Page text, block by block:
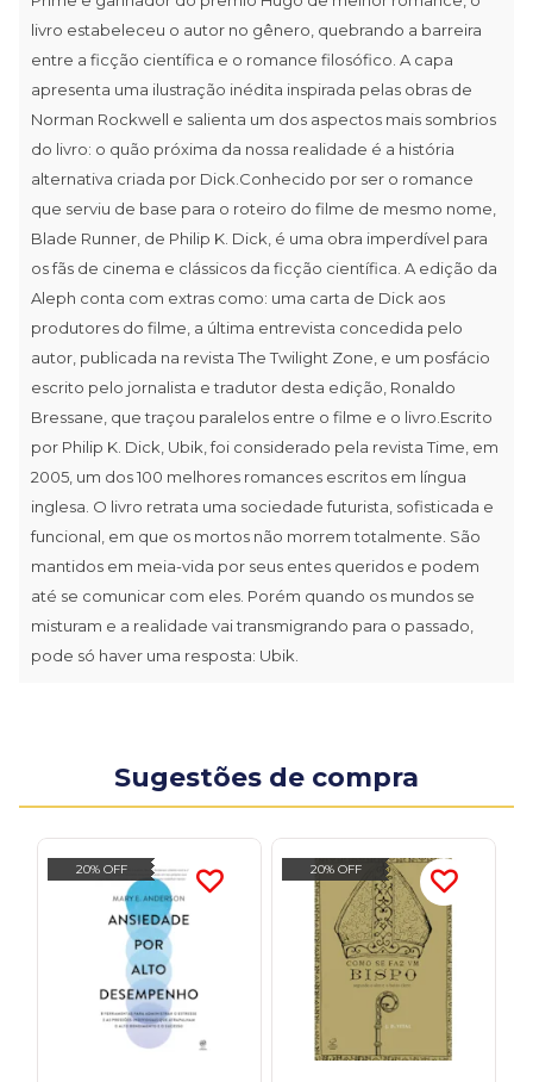
livro estabeleceu o autor no gênero, quebrando a barreira
entre a ficção científica e o romance filosófico. A capa
apresenta uma ilustração inédita inspirada pelas obras de
Norman Rockwell e salienta um dos aspectos mais sombrios
do livro: o quão próxima da nossa realidade é a história
alternativa criada por Dick.Conhecido por ser o romance
que serviu de base para o roteiro do filme de mesmo nome,
Blade Runner, de Philip K. Dick, é uma obra imperdível para
os fãs de cinema e clássicos da ficção científica. A edição da
Aleph conta com extras como: uma carta de Dick aos
produtores do filme, a última entrevista concedida pelo
autor, publicada na revista The Twilight Zone, e um posfácio
escrito pelo jornalista e tradutor desta edição, Ronaldo
Bressane, que traçou paralelos entre o filme e o livro.Escrito
por Philip K. Dick, Ubik, foi considerado pela revista Time, em
2005, um dos 100 melhores romances escritos em língua
inglesa. O livro retrata uma sociedade futurista, sofisticada e
funcional, em que os mortos não morrem totalmente. São
mantidos em meia-vida por seus entes queridos e podem
até se comunicar com eles. Porém quando os mundos se
misturam e a realidade vai transmigrando para o passado,
pode só haver uma resposta: Ubik.
Sugestões de compra
20% OFF 20% OFF